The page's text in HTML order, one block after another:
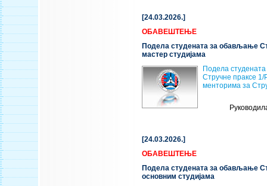
[24.03.2026.]
ОБАВЕШТЕЊЕ
Подела студената за обављање
мастер студијама
Подела
Стручне праксе
менторима за
[24.03.2026.]
ОБАВЕШТЕЊЕ
Подела студената за обављање
основним студијама